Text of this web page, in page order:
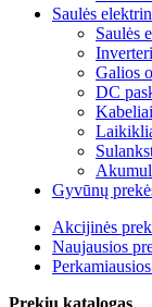
Saulės
Saulės
Galios
DC
Gyvūnų
Akcijinės
Naujausios
Prekių katalogas